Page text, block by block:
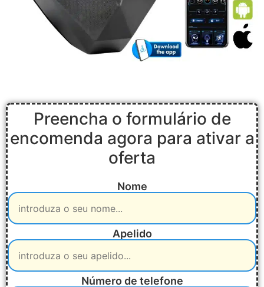
Preencha o formulário de
encomenda agora para ativar a
oferta
Nome
Apelido
Número de telefone